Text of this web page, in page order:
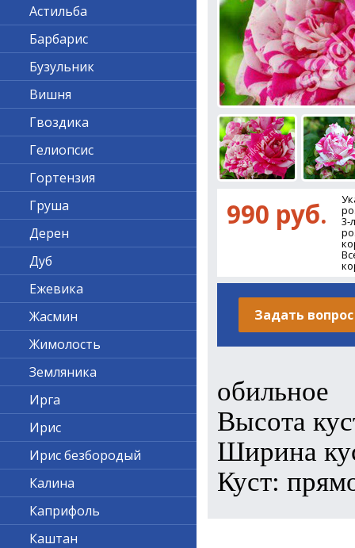
990 руб. 3-
Задать вопрос
обильное
Высота
Ширина
Куст:
Астильба
Барбарис
Бузульник
Вишня
Гвоздика
Гелиопсис
Гортензия
Груша
Дерен
Дуб
Ежевика
Жасмин
Жимолость
Земляника
Ирга
Ирис
Ирис безбородый
Калина
Каприфоль
Каштан